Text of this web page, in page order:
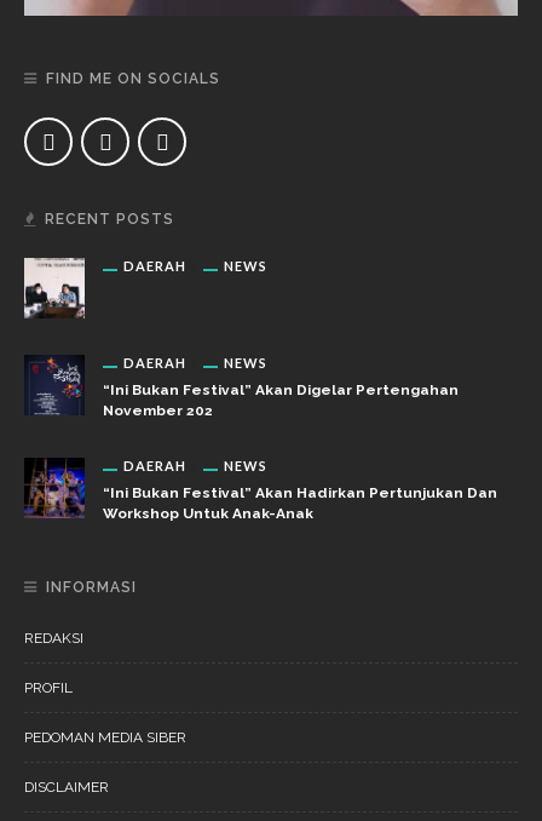
FIND ME ON SOCIALS
RECENT POSTS
DAERAH NEWS
DAERAH NEWS
“Ini Bukan Festival” Akan Digelar Pertengahan
November 202
DAERAH NEWS
“Ini Bukan Festival” Akan Hadirkan Pertunjukan Dan
Workshop Untuk Anak-Anak
INFORMASI
REDAKSI
PROFIL
PEDOMAN MEDIA SIBER
DISCLAIMER